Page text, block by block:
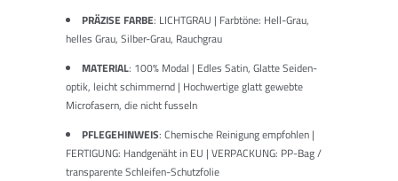
PRÄZISE FARBE: LICHTGRAU | Farbtöne: Hell-Grau,
helles Grau, Silber-Grau, Rauchgrau
MATERIAL: 100% Modal | Edles Satin, Glatte Seiden-
optik, leicht schimmernd | Hochwertige glatt gewebte
Microfasern, die nicht fusseln
PFLEGEHINWEIS: Chemische Reinigung empfohlen |
FERTIGUNG: Handgenäht in EU | VERPACKUNG: PP-Bag /
transparente Schleifen-Schutzfolie